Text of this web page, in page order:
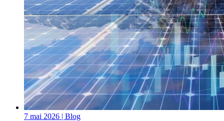
7 mai 2026 | Blog